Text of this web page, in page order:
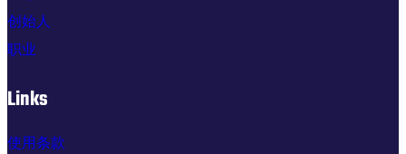
创始人
职业
Links
使用条款